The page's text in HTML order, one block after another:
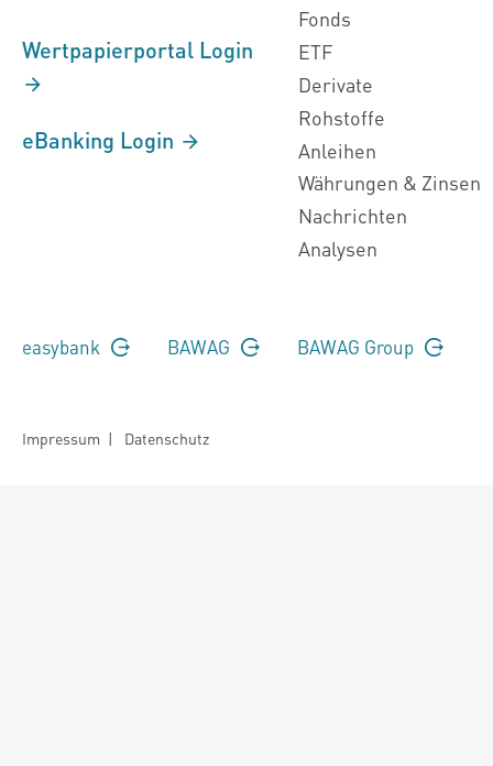
Wertpapierportal Login
eBanking Login
Fonds
ETF
Derivate
Rohstoffe
Anleihen
Währungen & Zinsen
Nachrichten
Analysen
easybank BAWAG BAWAG Group
Impressum | Datenschutz